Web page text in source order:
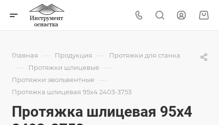
Главная — Продукция — Протяжки для станка
— Протяжки шлицевые —
Протяжки эвольвентные —
Протяжка шлицевая 95x4 2403-3753
Протяжка шлицевая 95x4